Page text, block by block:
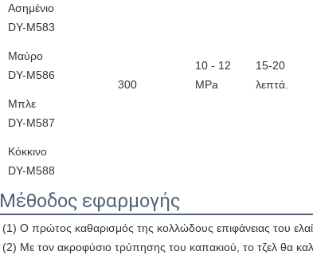
Ασημένιο
DY-M583
300
10 - 12
MPa
15-20
λεπτά.
Μαύρο
DY-M586
Μπλε
DY-M587
Κόκκινο
DY-M588
Μέθοδος εφαρμογής
(1) Ο πρώτος καθαρισμός της κολλώδους επιφάνειας του
(2) Με τον ακροφύσιο τρύπησης του καπακιού, το τζελ θα